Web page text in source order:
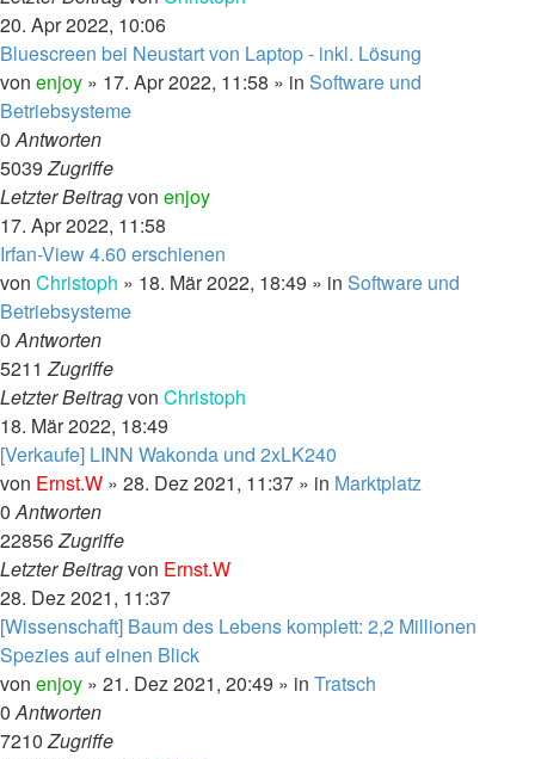
20. Apr 2022, 10:06
Bluescreen bei Neustart von Laptop - inkl. Lösung
von enjoy » 17. Apr 2022, 11:58 » in Software und
Betriebsysteme
0Antworten
5039Zugriffe
Letzter Beitragvon enjoy
17. Apr 2022, 11:58
Irfan-View 4.60 erschienen
von Christoph » 18. Mär 2022, 18:49 » in Software und
Betriebsysteme
0Antworten
5211Zugriffe
Letzter Beitragvon Christoph
18. Mär 2022, 18:49
[Verkaufe] LINN Wakonda und 2xLK240
von Ernst.W » 28. Dez 2021, 11:37 » in Marktplatz
0Antworten
22856Zugriffe
Letzter Beitragvon Ernst.W
28. Dez 2021, 11:37
[Wissenschaft] Baum des Lebens komplett: 2,2 Millionen
Spezies auf einen Blick
von enjoy » 21. Dez 2021, 20:49 » in Tratsch
0Antworten
7210Zugriffe